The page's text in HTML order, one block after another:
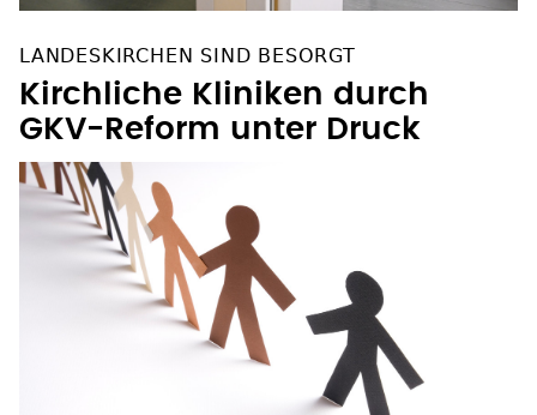
LANDESKIRCHEN SIND BESORGT
Kirchliche Kliniken durch
GKV-Reform unter Druck